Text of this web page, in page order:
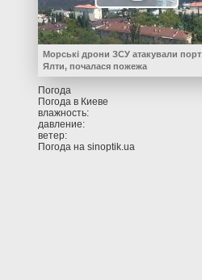
Морські дрони ЗСУ атакували порт
Ялти, почалася пожежа
Погода
Погода в Киеве
влажность:
давление:
ветер:
Погода на sinoptik.ua